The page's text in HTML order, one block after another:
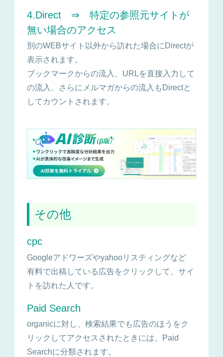
4.Direct ⇒ 特定の参照元サイトが
無い場合のアクセス
別のWEBサイト以外から訪れた場合にDirectが
表示されます。
ブックマークからの流入、URLを直接入力して
の流入、さらにメルマガからの流入もDirectと
してカウントされます。
その他
cpc
Googleアドワーズやyahooリスティングなど
有料で出稿している広告をクリックして、サイ
トを訪れた人です。
Paid Search
organicに対し、検索結果でも広告のほうをク
リックしてアクセスされたときには、Paid
Searchに分類されます。